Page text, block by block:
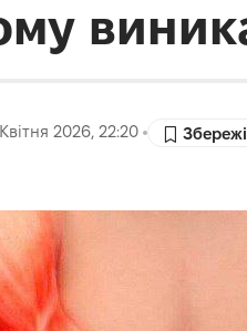
2026, 22:20